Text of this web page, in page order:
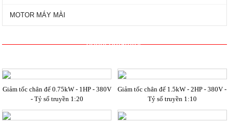
Máy bơm ly tâm
Motor Đầm Rung 3 Pha - 1450RPM
MOTOR MÁY MÀI
dongcogiamtoc
Giảm tốc chân đế 0.75kW - 1HP - 380V
- Tỷ số truyền 1:20
Giảm tốc chân đế 1.5kW - 2HP - 380V -
Tỷ số truyền 1:10